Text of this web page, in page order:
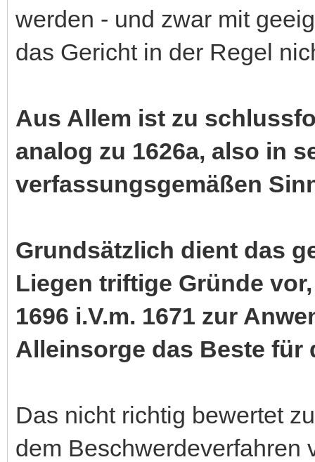
werden - und zwar mit
das Gericht in der Regel
Aus Allem ist zu
analog zu 1626a, also in
verfassungsgemäßen
Grundsätzlich dient das
Liegen triftige Gründe
1696 i.V.m. 1671 zur
Alleinsorge das Beste für
Das nicht richtig bewertet
dem Beschwerdeverfahren